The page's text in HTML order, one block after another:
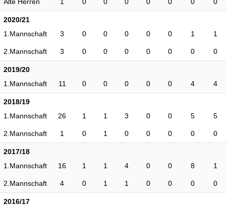
2020/21
1.Mannschaft
3 0 0 0 0 0 1 1
2.Mannschaft 3 0 0 0 0 0 0 0
2019/20
1.Mannschaft
11 0 0 0 0 0 4 4
2018/19
1.Mannschaft
26 1 1 3 0 0 5 5
2.Mannschaft 1 0 1 0 0 0 0 0
2017/18
1.Mannschaft
16 1 1 4 0 0 8 1
2.Mannschaft 4 0 1 1 0 0 0 0
2016/17